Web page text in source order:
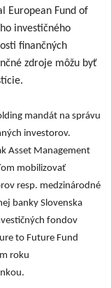
European Fund of
investičného
finančných
zdroje môžu byť
mandát na správu
investorov.
Asset Management
mobilizovať
resp. medzinárodné
banky Slovenska
fondov
to Future Fund
roku